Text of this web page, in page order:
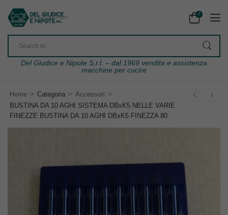
0
Del Giudice e Nipote S.r.l. – dal 1969 vendita e assistenza
macchine per cucire
Home > Categoria > Accessori >
BUSTINA DA 10 AGHI SISTEMA DBxK5 NELLE VARIE
FINEZZE BUSTINA DA 10 AGHI DBxK5 FINEZZA 80